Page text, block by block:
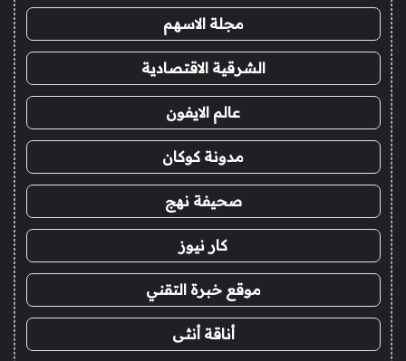
مجلة الاسهم
الشرقية الاقتصادية
عالم الايفون
مدونة كوكان
صحيفة نهج
كار نيوز
موقع خبرة التقني
أناقة أنثى